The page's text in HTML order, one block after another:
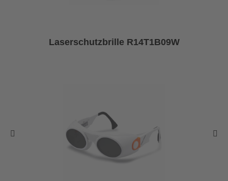
Laserschutzbrille R14T1B09W